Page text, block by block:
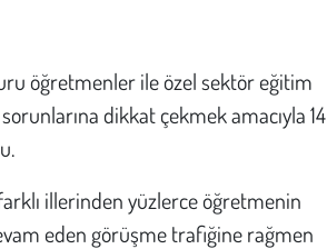
öğretmenler ile özel sektör eğitim
dikkat çekmek amacıyla 14
illerinden yüzlerce öğretmenin
eden görüşme trafiğine rağmen